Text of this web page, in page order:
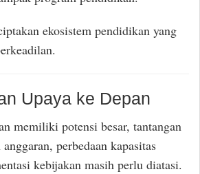
ekosistem pendidikan yang
Upaya ke Depan
memiliki potensi besar, tantangan
perbedaan kapasitas
kebijakan masih perlu diatasi.